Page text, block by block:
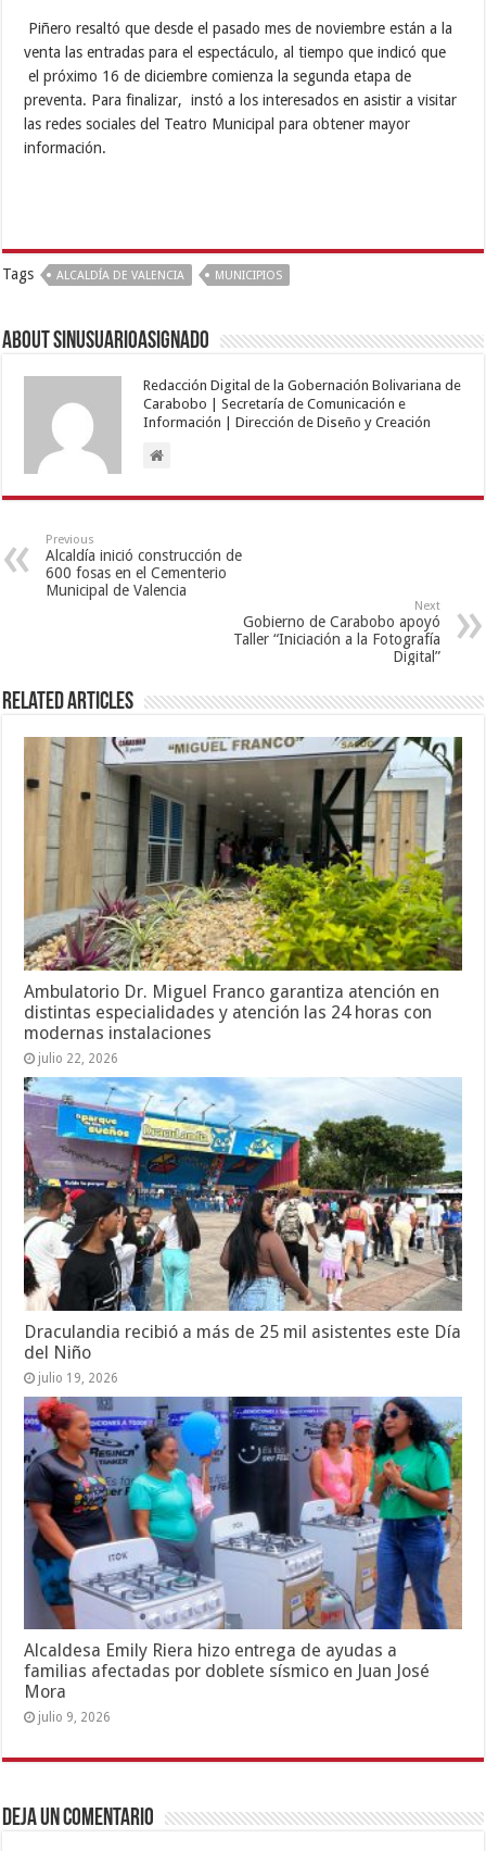
Piñero resaltó que desde el pasado mes de noviembre están a la
venta las entradas para el espectáculo, al tiempo que indicó que
el próximo 16 de diciembre comienza la segunda etapa de
preventa. Para finalizar, instó a los interesados en asistir a visitar
las redes sociales del Teatro Municipal para obtener mayor
información.
Tags ALCALDÍA DE VALENCIA MUNICIPIOS
About sinusuarioasignado
Redacción Digital de la Gobernación Bolivariana de
Carabobo | Secretaría de Comunicación e
Información | Dirección de Diseño y Creación
Previous
Alcaldía inició construcción de
600 fosas en el Cementerio
Municipal de Valencia
Next
Gobierno de Carabobo apoyó
Taller “Iniciación a la Fotografía
Digital”
Related Articles
Ambulatorio Dr. Miguel Franco garantiza atención en
distintas especialidades y atención las 24 horas con
modernas instalaciones
julio 22, 2026
Draculandia recibió a más de 25 mil asistentes este Día
del Niño
julio 19, 2026
Alcaldesa Emily Riera hizo entrega de ayudas a
familias afectadas por doblete sísmico en Juan José
Mora
julio 9, 2026
Deja un comentario